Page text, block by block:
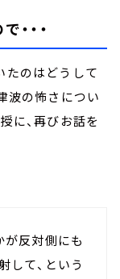
・・
たのはどうして
波の怖さについ
に、再びお話を
が反対側にも
して、という